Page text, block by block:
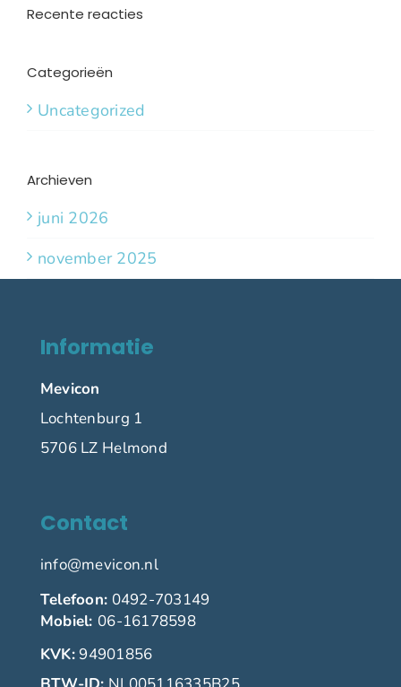
Recente reacties
Categorieën
Uncategorized
Archieven
juni 2026
november 2025
Informatie
Mevicon
Lochtenburg 1
5706 LZ Helmond
Contact
info@mevicon.nl
Telefoon: 0492-703149
Mobiel: 06-16178598
KVK:94901856